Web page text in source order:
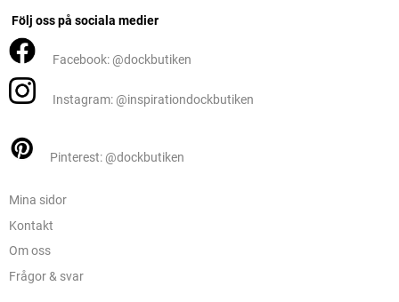
Följ oss på sociala medier
Facebook: @dockbutiken
Instagram: @inspirationdockbutiken
Pinterest: @dockbutiken
Mina sidor
Kontakt
Om oss
Frågor & svar